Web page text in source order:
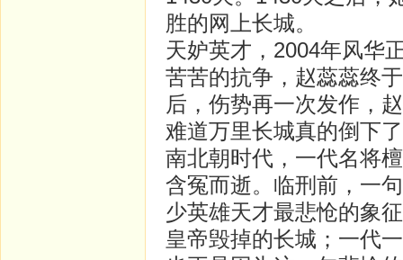
胜的网上长城。
天妒英才，2004年风华
苦苦的抗争，赵蕊蕊终
后，伤势再一次发作，
难道万里长城真的倒下
南北朝时代，一代名将
含冤而逝。临刑前，一
少英雄天才最悲怆的象
皇帝毁掉的长城；一代